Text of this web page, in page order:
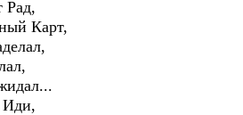
Рад,
Карт,
Иди,